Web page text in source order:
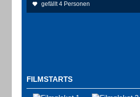
gefällt 4 Personen
FILMSTARTS